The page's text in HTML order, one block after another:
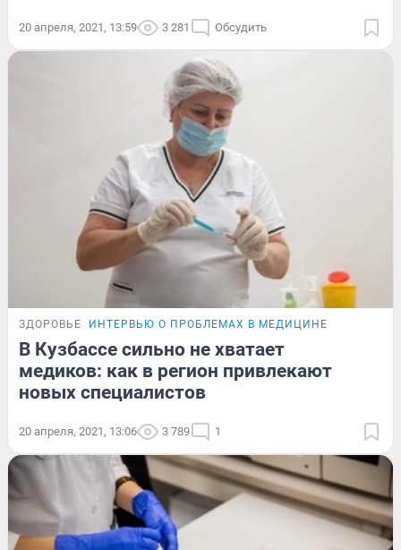
20 апреля, 2021, 13:59 3 281 Обсудить
ЗДОРОВЬЕ ИНТЕРВЬЮ О ПРОБЛЕМАХ В МЕДИЦИНЕ
В Кузбассе сильно не хватает
медиков: как в регион привлекают
новых специалистов
20 апреля, 2021, 13:06 3 789 1